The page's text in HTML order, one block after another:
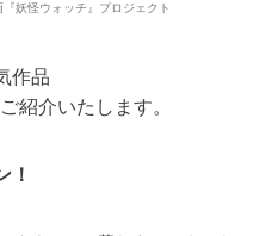
妖怪ウォッチ』プロジェクト
作品
紹介いたします。
！